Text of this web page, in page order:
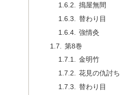
搗屋無間
替わり目
強情灸
第8巻
金明竹
花見の仇討ち
替わり目